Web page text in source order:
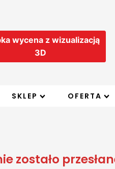
wycena z wizualizacją
3D
SKLEP OFERTA
zostało